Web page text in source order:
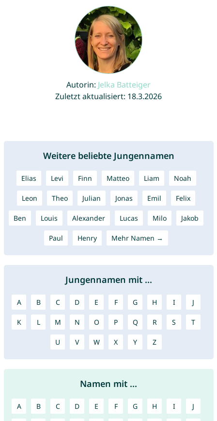
Autorin: Jelka Batteiger
Zuletzt aktualisiert: 18.3.2026
Weitere beliebte Jungennamen
Elias Levi Finn Matteo Liam Noah
Leon Theo Julian Jonas Emil Felix
Ben Louis Alexander Lucas Milo Jakob
Paul Henry Mehr Namen →
Jungennamen mit ...
A B C D E F G H I J
K L M N O P Q R S T
U V W X Y Z
Namen mit ...
A B C D E F G H I J